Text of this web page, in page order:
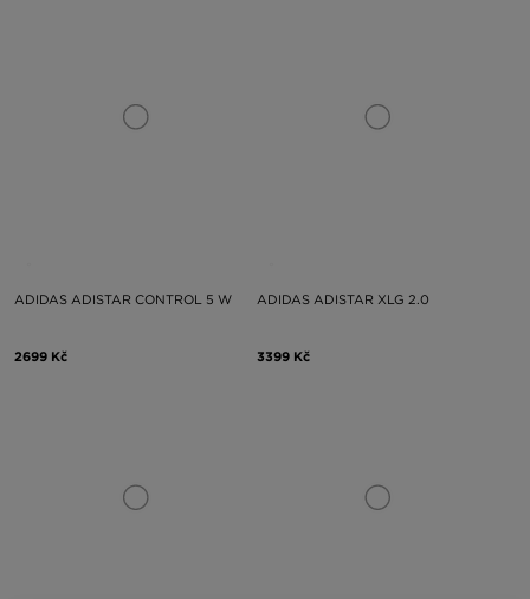
ADIDAS ADISTAR CONTROL 5 W
2699 Kč
ADIDAS ADISTAR XLG 2.0
3399 Kč